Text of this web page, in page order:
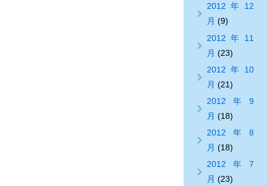
2012年12
月 (9)
2012年11
月 (23)
2012年10
月 (21)
2012年9
月 (18)
2012年8
月 (18)
2012年7
月 (23)